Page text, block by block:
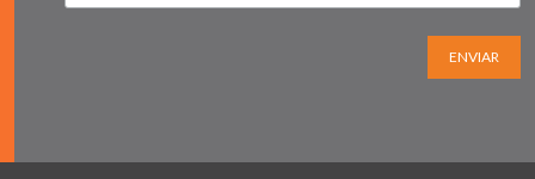
ENVIAR